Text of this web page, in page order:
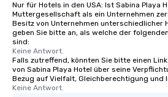
Nur für Hotels in den USA: Ist Sabina Playa
Muttergesellschaft als ein Unternehmen
Besitz von Unternehmen unterschiedlicher
geben Sie bitte an, als welche der
sind:
Keine Antwort.
Falls zutreffend, könnten Sie bitte einen
von Sabina Playa Hotel über seine
Bezug auf Vielfalt, Gleichberechtigung und
Keine Antwort.